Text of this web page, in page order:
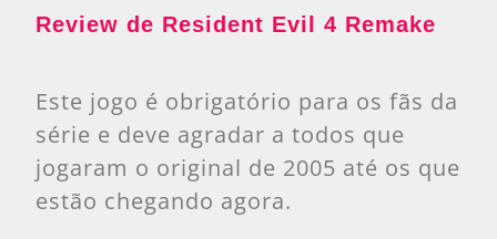
Review de Resident Evil 4 Remake
Este jogo é obrigatório para os fãs da
série e deve agradar a todos que
jogaram o original de 2005 até os que
estão chegando agora.